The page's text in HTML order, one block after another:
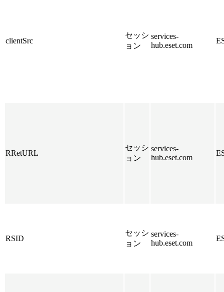
clientSrc
セッシ
ョン
services-
hub.eset.com
RRetURL
セッシ
ョン
services-
hub.eset.com
RSID
セッシ
ョン
services-
hub.eset.com